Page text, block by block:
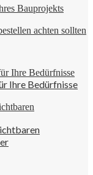
Bauprojekts
achten sollten
Ihre Bedürfnisse